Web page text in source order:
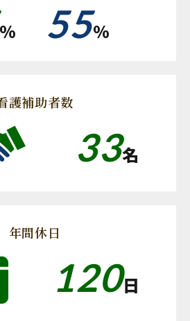
% 55%
護補助者数
33名
年間休日
120日